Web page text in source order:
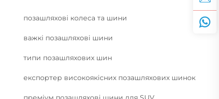
позашляхові колеса та шини
важкі позашляхові шини
типи позашляхових шин
експортер високоякісних позашляхових шинок